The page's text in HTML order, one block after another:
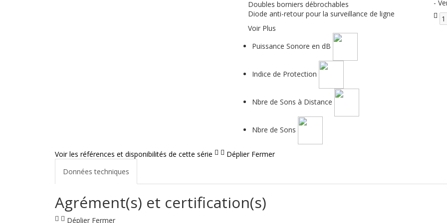
Doubles borniers débrochables
Diode anti-retour pour la surveillance de ligne
Voir Plus
Puissance Sonore en dB
Indice de Protection
Nbre de Sons à Distance
Nbre de Sons
-
Voir les références et disponibilités de cette série Déplier Fermer
Données techniques
Agrément(s) et certification(s)
Déplier Fermer